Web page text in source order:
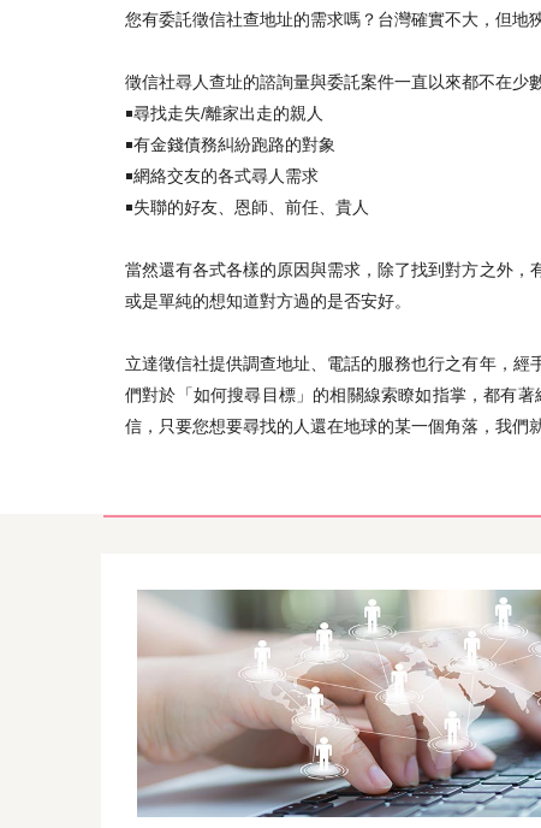
您有委託徵信社查地址的需求嗎？台灣確實不大，但地
徵信社尋人查址的諮詢量與委託案件一直以來都不在少
￭尋找走失/離家出走的親人
￭有金錢債務糾紛跑路的對象
￭網絡交友的各式尋人需求
￭失聯的好友、恩師、前任、貴人
當然還有各式各樣的原因與需求，除了找到對方之外，
或是單純的想知道對方過的是否安好。
立達徵信社提供調查地址、電話的服務也行之有年，
們對於「如何搜尋目標」的相關線索瞭如指掌，都有
信，只要您想要尋找的人還在地球的某一個角落，我們